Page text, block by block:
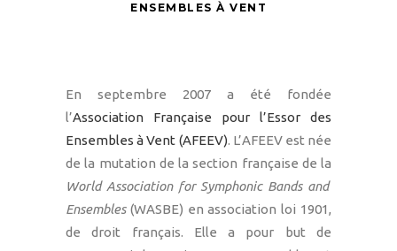
ENSEMBLES À VENT
En septembre 2007 a été fondée
l’Association Française pour l’Essor des
Ensembles à Vent (AFEEV). L’AFEEV est née
de la mutation de la section française de la
World Association for Symphonic Bands and
Ensembles(WASBE) en association loi 1901,
de droit français. Elle a pour but de